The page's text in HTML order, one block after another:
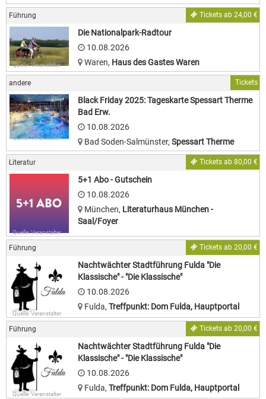
Führung Tickets ab 24,00 €
Quelle: Veranstalter
Die Nationalpark-Radtour
10.08.2026
Waren, Haus des Gastes Waren
andere Tickets
Quelle: Veranstalter
Black Friday 2025: Tageskarte Spessart Therme
Bad Erw.
10.08.2026
Bad Soden-Salmünster, Spessart Therme
Literatur Tickets ab 80,00 €
Quelle: Veranstalter
5+1 Abo - Gutschein
10.08.2026
München, Literaturhaus München -
Saal/Foyer
Führung Tickets ab 20,00 €
Quelle: Veranstalter
Nachtwächter Stadtführung Fulda "Die
Klassische" - "Die Klassische"
10.08.2026
Fulda, Treffpunkt: Dom Fulda, Hauptportal
Führung Tickets ab 20,00 €
Quelle: Veranstalter
Nachtwächter Stadtführung Fulda "Die
Klassische" - "Die Klassische"
10.08.2026
Fulda, Treffpunkt: Dom Fulda, Hauptportal